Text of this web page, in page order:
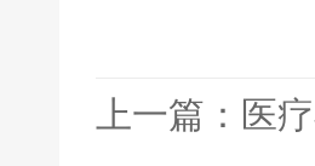
上一篇：医